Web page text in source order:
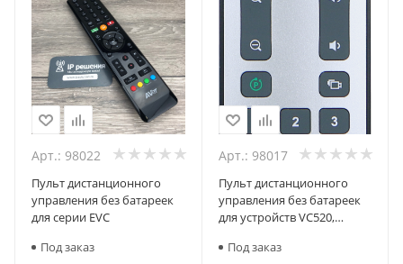
Арт.: 98022
Пульт дистанционного
управления без батареек
для серии EVC
Под заказ
Арт.: 98017
Пульт дистанционного
управления без батареек
для устройств VC520,
Под заказ